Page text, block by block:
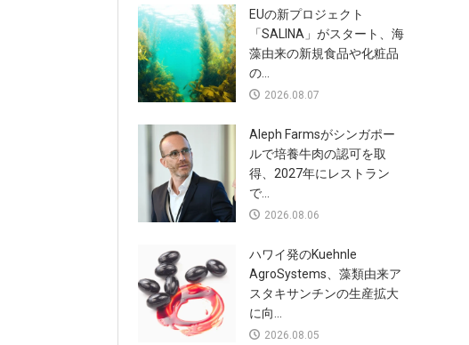
EUの新プロジェクト
「SALINA」がスタート、海
藻由来の新規食品や化粧品
の...
2026.08.07
Aleph Farmsがシンガポー
ルで培養牛肉の認可を取
得、2027年にレストラン
で...
2026.08.06
ハワイ発のKuehnle
AgroSystems、藻類由来ア
スタキサンチンの生産拡大
に向...
2026.08.05